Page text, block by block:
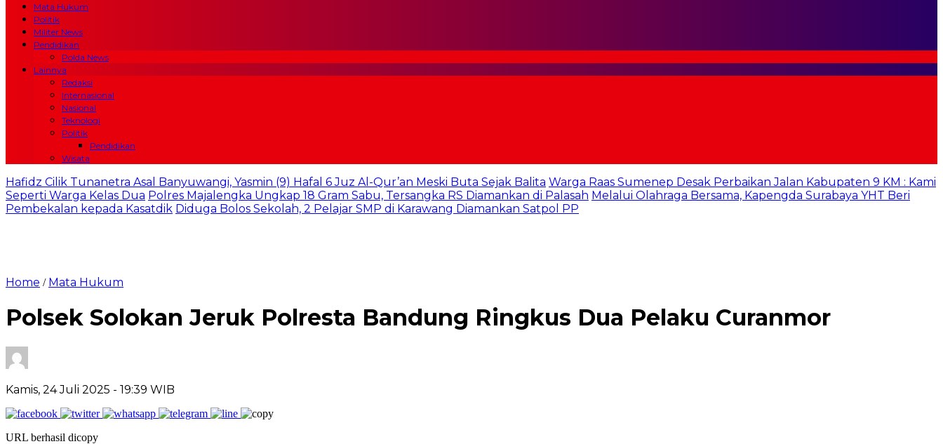
Mata Hukum
Politik
Militer News
Pendidikan
Polda News
Lainnya
Redaksi
Internasional
Nasional
Teknologi
Politik
Pendidikan
Wisata
Hafidz Cilik Tunanetra Asal Banyuwangi, Yasmin (9) Hafal 6 Juz Al-Qur’an Meski Buta Sejak Balita Warga Raas Sumenep Desak Perbaikan Jalan Kabupaten 9 KM : Kami
Seperti Warga Kelas Dua Polres Majalengka Ungkap 18 Gram Sabu, Tersangka RS Diamankan di Palasah Melalui Olahraga Bersama, Kapengda Surabaya YHT Beri
Pembekalan kepada Kasatdik Diduga Bolos Sekolah, 2 Pelajar SMP di Karawang Diamankan Satpol PP
Home / Mata Hukum
Polsek Solokan Jeruk Polresta Bandung Ringkus Dua Pelaku Curanmor
Kamis, 24 Juli 2025 - 19:39 WIB
URL berhasil dicopy